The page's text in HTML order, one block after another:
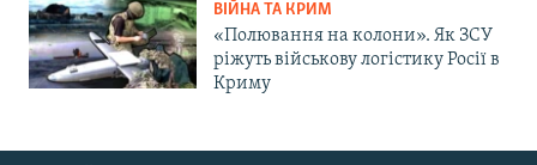
ВІЙНА ТА КРИМ
«Полювання на колони». Як ЗСУ
ріжуть військову логістику Росії в
Криму